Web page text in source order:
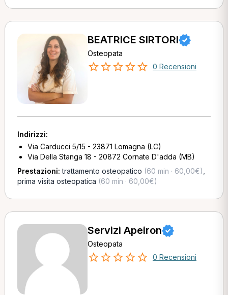
BEATRICE SIRTORI
Osteopata
0 Recensioni
Indirizzi:
Via Carducci 5/15 - 23871 Lomagna (LC)
Via Della Stanga 18 - 20872 Cornate D'adda (MB)
Prestazioni:trattamento osteopatico (60 min · 60,00€)
prima visita osteopatica (60 min · 60,00€)
Servizi Apeiron
Osteopata
0 Recensioni